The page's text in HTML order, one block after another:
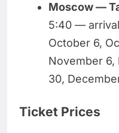
Moscow —
5:40 —
October 6,
November
30,
Ticket Prices